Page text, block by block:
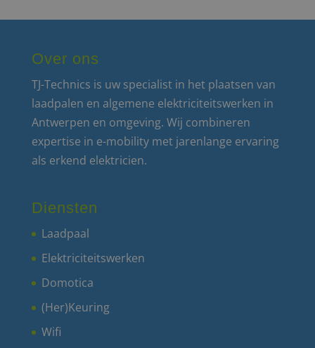
Over ons
TJ-Technics is uw specialist in het plaatsen van
laadpalen en algemene elektriciteitswerken in
Antwerpen en omgeving. Wij combineren
expertise in e-mobility met jarenlange ervaring
als erkend elektricien.
Diensten
Laadpaal
Elektriciteitswerken
Domotica
(Her)Keuring
Wifi